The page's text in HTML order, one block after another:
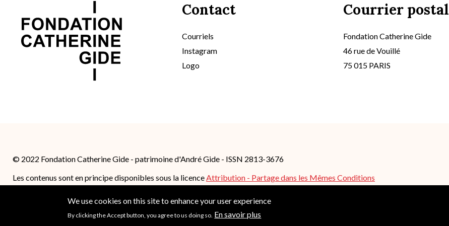
Contact
Courriels
Instagram
Logo
Courrier postal
Fondation Catherine Gide
46 rue de Vouillé
75 015 PARIS
© 2022 Fondation Catherine Gide - patrimoine d'André Gide - ISSN 2813-3676
Les contenus sont en principe disponibles sous la licenceAttribution - Partage dans les Mêmes Conditions
4.0 International (CC BY-SA 4.0); des conditions supplémentaires peuvent s'appliquer.
We use cookies on this site to enhance your user experience
By clicking the Accept button, you agree to us doing so. En savoir plus